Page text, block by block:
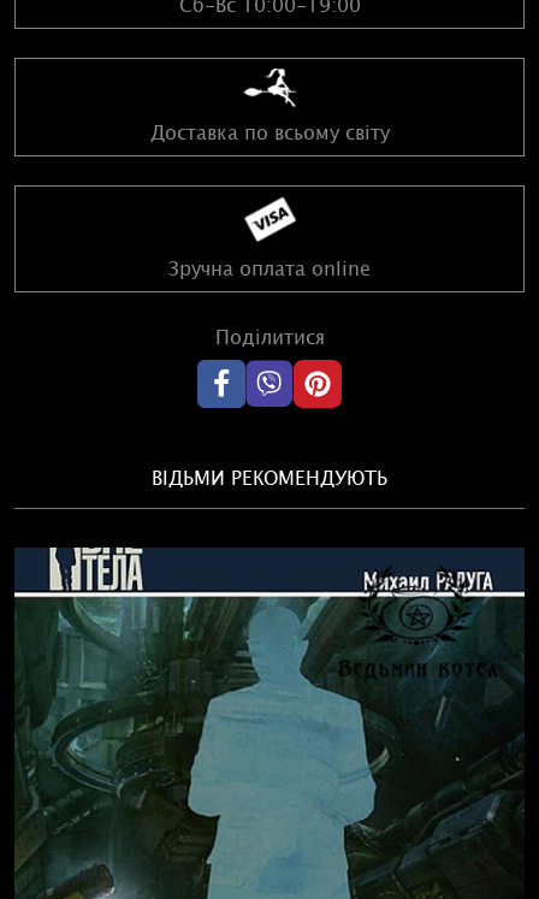
Доставка по всьому світу
Зручна оплата online
Поділитися
ВІДЬМИ РЕКОМЕНДУЮТЬ